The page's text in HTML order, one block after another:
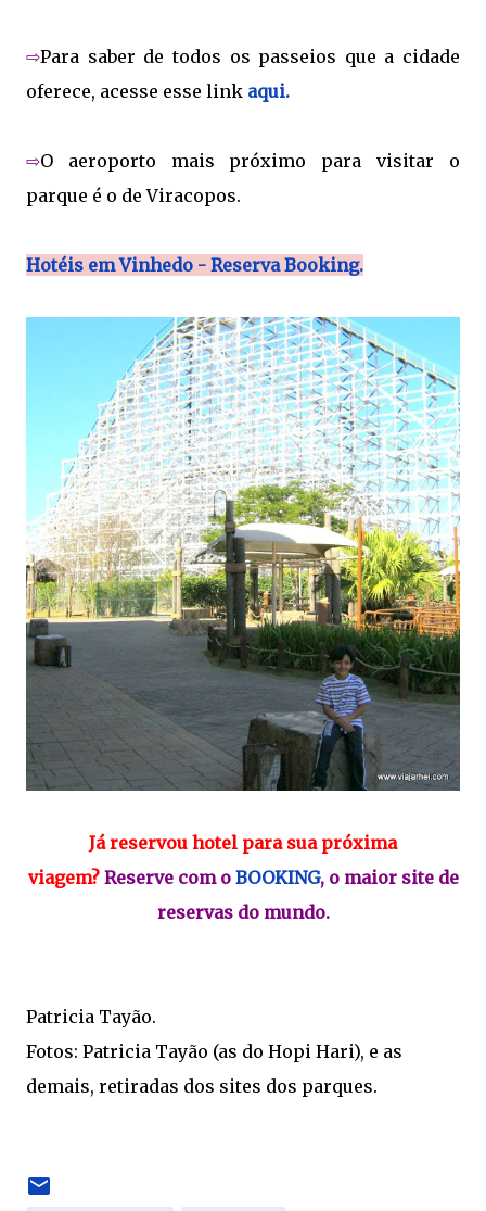
⇨Para saber de todos os passeios que a cidade
oferece, acesse esse link aqui.
⇨O aeroporto mais próximo para visitar o
parque é o de Viracopos.
Hotéis em Vinhedo - Reserva Booking.
Já reservou hotel para sua próxima
viagem?Reserve com o BOOKING, o maior site de
reservas do mundo.
Patricia Tayão.
Fotos: Patricia Tayão (as do Hopi Hari), e as
demais, retiradas dos sites dos parques.